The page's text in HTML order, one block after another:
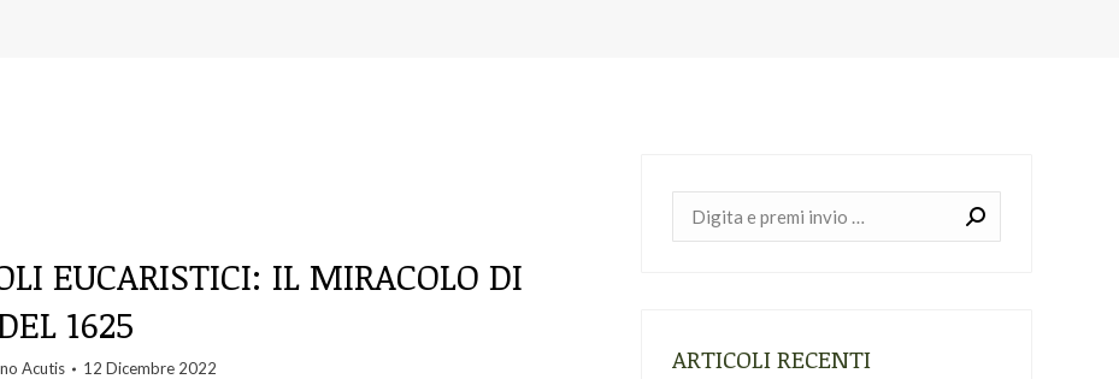
EUCARISTICI: IL MIRACOLO DI
1625
Acutis 12 Dicembre 2022 ARTICOLI RECENTI